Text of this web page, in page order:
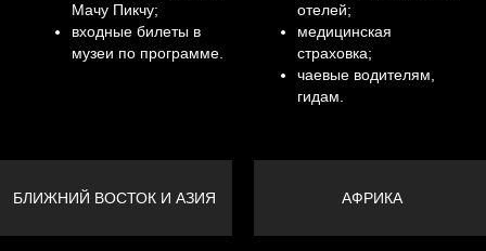
Мачу Пикчу;
входные билеты в
музеи по программе.
отелей;
медицинская
страховка;
чаевые водителям,
гидам.
БЛИЖНИЙ ВОСТОК И АЗИЯ АФРИКА